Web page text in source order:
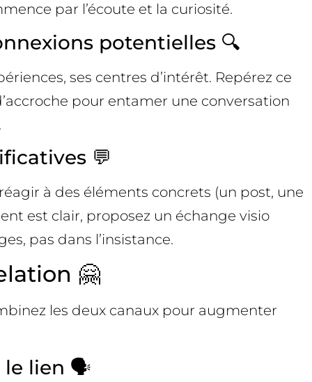
par l’écoute et la curiosité.
potentielles 🔍
ses centres d’intérêt. Repérez ce
pour entamer une conversation
💬
à des éléments concrets (un post, une
est clair, proposez un échange visio
pas dans l’insistance.
🤗
les deux canaux pour augmenter
le lien 🗣️